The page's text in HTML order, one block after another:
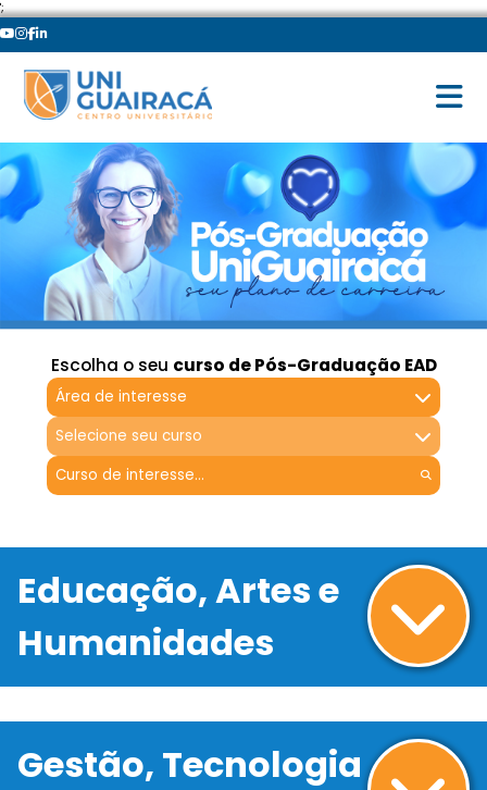
';
Escolha o seu curso de Pós-Graduação EAD
Área de interesse
Selecione seu curso
Educação, Artes e
Humanidades
Gestão, Tecnologia